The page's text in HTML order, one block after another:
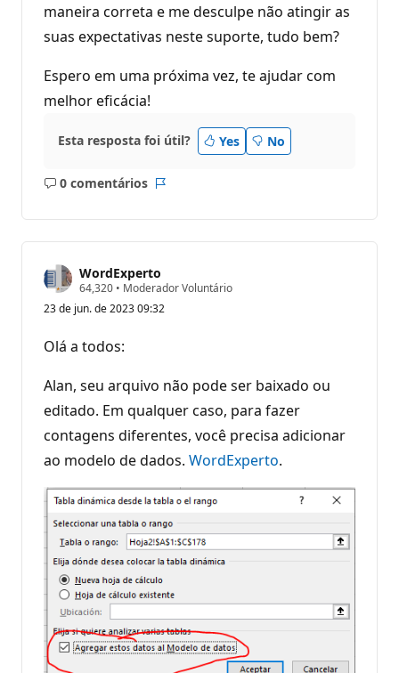
maneira correta e me desculpe não atingir as
suas expectativas neste suporte, tudo bem?
Espero em uma próxima vez, te ajudar com
melhor eficácia!
Esta resposta foi útil? Yes No
0 comentários
Sem
WordExperto
64,320 P
n
o
s
e
r
e
p
u
a
ã
o
• Moderador Voluntário
23 de jun. de 2023 09:32
Olá a todos:
Alan, seu arquivo não pode ser baixado ou
editado. Em qualquer caso, para fazer
contagens diferentes, você precisa adicionar
ao modelo de dados. WordExperto.